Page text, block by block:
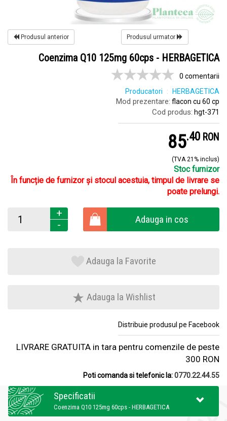
Produsul anterior Produsul urmator
Coenzima Q10 125mg 60cps - HERBAGETICA
0 comentarii
Producatori
HERBAGETICA
Mod prezentare: flacon cu 60 cp
Cod produs: hgt-371
85.4 RON
(TVA 21% inclus)
Stoc furnizor
În funcție de furnizor și stocul acestuia, timpul de livrare se
poate prelungi.
+
-
Adauga in cos
Adauga la Favorite
Adauga la Wishlist
Distribuie produsul pe Facebook
LIVRARE GRATUITA in tara pentru comenzile de peste
300 RON
Poti comanda si telefonic la:0770.22.44.55
Specificatii
Coenzima Q10 125mg 60cps - HERBAGETICA